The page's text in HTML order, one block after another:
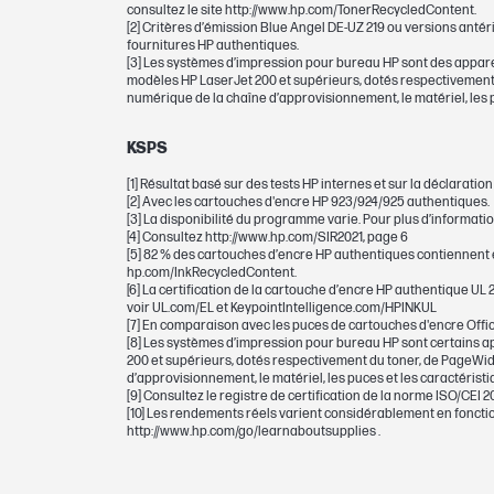
GARANTIE
Garantie fabricant
CARTOUCHES ET TÊTES D'IMPRESSION
Nombre total de pages (couleur)
Cartouche d’impression/Bouteille,
Volume de cartouche/bouteille
Possibilité de sélection
consultez le site http://www.hp.com/TonerRecycledContent.
[2] Critères d’émission Blue Angel DE-UZ 219 ou versions
fournitures HP authentiques.
[3] Les systèmes d’impression pour bureau HP sont des
modèles HP LaserJet 200 et supérieurs, dotés
numérique de la chaîne d’approvisionnement, le matériel,
KSPS
[1] Résultat basé sur des tests HP internes et sur la
[2] Avec les cartouches d'encre HP 923/924/925 authentiques.
[3] La disponibilité du programme varie. Pour plus
[4] Consultez http://www.hp.com/SIR2021, page 6
[5] 82 % des cartouches d’encre HP authentiques
hp.com/InkRecycledContent.
[6] La certification de la cartouche d’encre HP authentique
voir UL.com/EL et KeypointIntelligence.com/HPINKUL
[7] En comparaison avec les puces de cartouches d'encre
[8] Les systèmes d’impression pour bureau HP sont
200 et supérieurs, dotés respectivement du toner, de
d’approvisionnement, le matériel, les puces et les
[9] Consultez le registre de certification de la norme ISO/
[10] Les rendements réels varient considérablement en
http://www.hp.com/go/learnaboutsupplies .